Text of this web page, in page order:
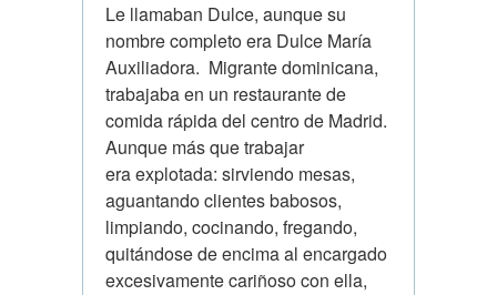
Le llamaban Dulce, aunque su
nombre completo era Dulce María
Auxiliadora. Migrante dominicana,
trabajaba en un restaurante de
comida rápida del centro de Madrid.
Aunque más que trabajar
era explotada: sirviendo mesas,
aguantando clientes babosos,
limpiando, cocinando, fregando,
quitándose de encima al encargado
excesivamente cariñoso con ella,